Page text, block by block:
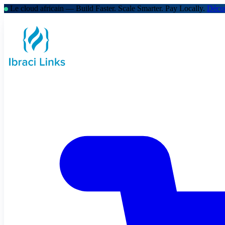
Le cloud africain — Build Faster. Scale Smarter. Pay Locally.